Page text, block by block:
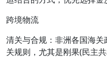
跨境物流
清关与合规：非洲各国海
关规则，尤其是刚果(民主